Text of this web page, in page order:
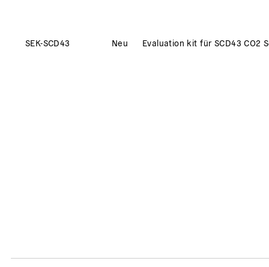
SEK-SCD43 Neu Evaluation kit für SCD43 CO2